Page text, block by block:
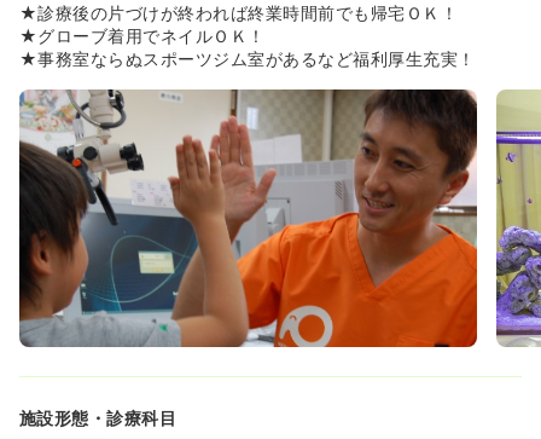
★診療後の片づけが終われば終業時間前でも帰宅ＯＫ！
★グローブ着用でネイルＯＫ！
★事務室ならぬスポーツジム室があるなど福利厚生充実！
施設形態・診療科目